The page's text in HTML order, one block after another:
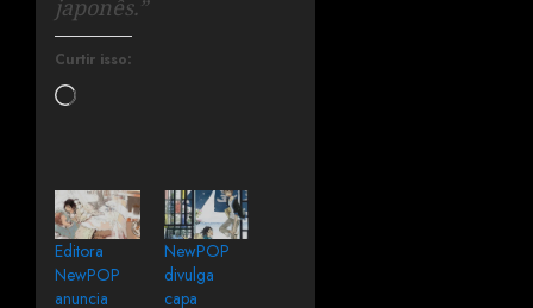
japonês.”
Curtir isso:
Editora
NewPOP
anuncia
NewPOP
divulga
capa